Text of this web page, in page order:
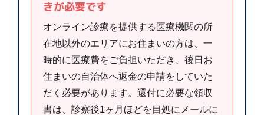
きが必要です
オンライン診療を提供する医療機関の所
在地以外のエリアにお住まいの方は、一
時的に医療費をご負担いただき、後日お
住まいの自治体へ返金の申請をしていた
だく必要があります。還付に必要な領収
書は、診察後1ヶ月ほどを目処にメールに